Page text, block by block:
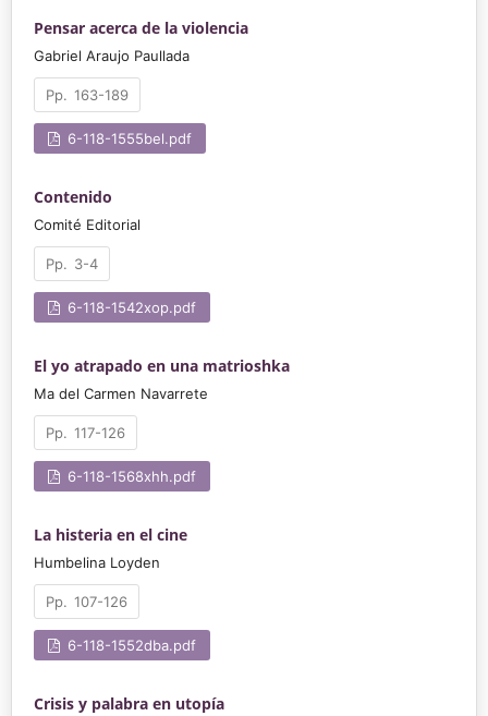
Pensar acerca de la violencia
Gabriel Araujo Paullada
163-189
6-118-1555bel.pdf
Contenido
Comité Editorial
3-4
6-118-1542xop.pdf
El yo atrapado en una matrioshka
Ma del Carmen Navarrete
117-126
6-118-1568xhh.pdf
La histeria en el cine
Humbelina Loyden
107-126
6-118-1552dba.pdf
Crisis y palabra en utopía